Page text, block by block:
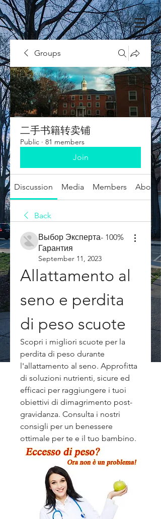
Groups
二手书籍转卖铺
Public · 81 members
Join
Discussion Media Members About
Back
Выбор Эксперта- 100%
Гарантия
September 11, 2023
Allattamento al
seno e perdita
di peso scuote
Scopri i migliori scuote per la
perdita di peso durante
l'allattamento al seno. Approfitta
di soluzioni nutrienti, sicure ed
efficaci per raggiungere i tuoi
obiettivi di dimagrimento post-
gravidanza. Consulta i nostri
consigli per un benessere
ottimale per te e il tuo bambino.